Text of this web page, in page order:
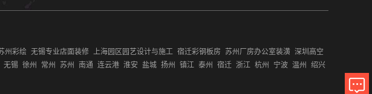
州彩绘 无锡专业店面装修 上海园区园艺设计与施工 宿迁彩钢板房 苏州厂房办公室装潢 深圳高空
无锡 徐州 常州 苏州 南通 连云港 淮安 盐城 扬州 镇江 泰州 宿迁 浙江 杭州 宁波 温州
绍兴